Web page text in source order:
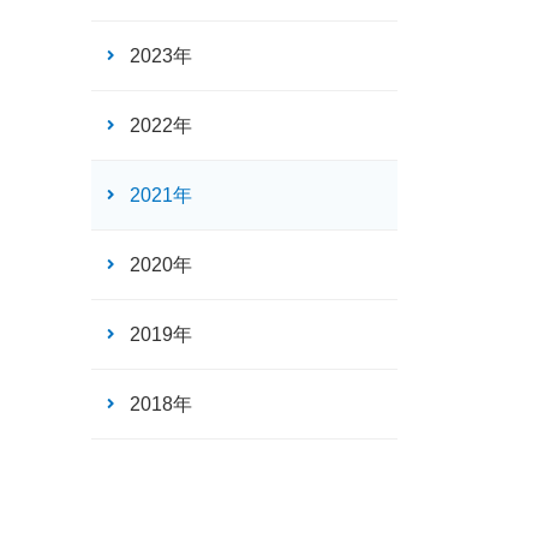
2023年
2022年
2021年
2020年
2019年
2018年